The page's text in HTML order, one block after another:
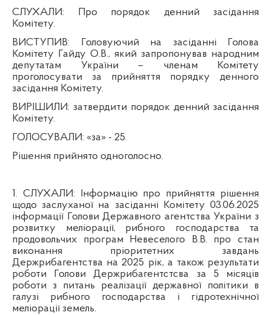
СЛУХАЛИ: Про порядок денний засідання
Комітету.
ВИСТУПИВ: Головуючий на засіданні Голова
Комітету Гайду О.В., який запропонував народним
депутатам України – членам Комітету
проголосувати за прийняття порядку денного
засідання Комітету.
ВИРІШИЛИ: затвердити порядок денний засідання
Комітету.
ГОЛОСУВАЛИ: «за» - 25.
Рішення прийнято одноголосно.
1. СЛУХАЛИ: Інформацію про прийняття рішення
щодо заслуханої на засіданні Комітету 03.06.2025
інформації Голови Державного агентства України з
розвитку меліорації, рибного господарства та
продовольчих програм Невеселого В.В. про стан
виконання пріоритетних завдань
Держрибагентства на 2025 рік, а також результати
роботи Голови Держрибагентстсва за 5 місяців
роботи з питань реалізації державної політики в
галузі рибного господарства і гідротехнічної
меліорації земель.